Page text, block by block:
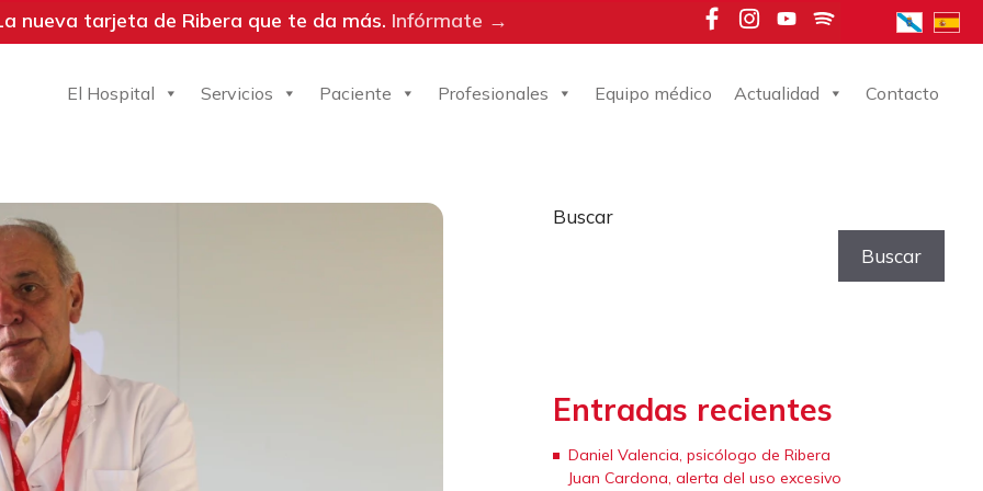
nueva tarjeta de Ribera que te da más. Infórmate →
El Hospital Servicios Paciente Profesionales Equipo médico Actualidad Contacto
Buscar
Buscar
Entradas recientes
Daniel Valencia, psicólogo de Ribera
Juan Cardona, alerta del uso excesivo